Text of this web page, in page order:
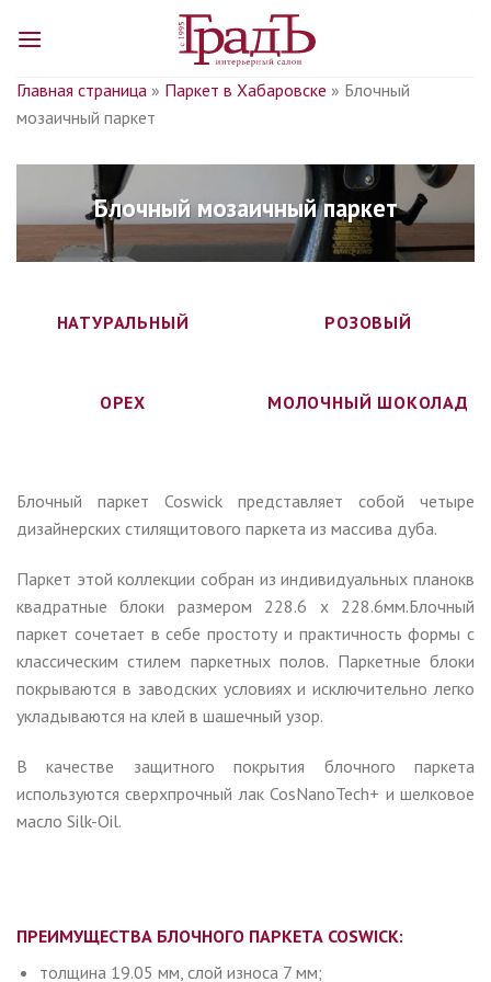
Главная страница » Паркет в Хабаровске » Блочный
мозаичный паркет
Блочный мозаичный паркет
НАТУРАЛЬНЫЙ РОЗОВЫЙ
ОРЕХ МОЛОЧНЫЙ ШОКОЛАД
Блочный паркет Coswick представляет собой четыре
дизайнерских стилящитового паркета из массива дуба.
Паркет этой коллекции собран из индивидуальных планокв
квадратные блоки размером 228.6 х 228.6мм.Блочный
паркет сочетает в себе простоту и практичность формы с
классическим стилем паркетных полов. Паркетные блоки
покрываются в заводских условиях и исключительно легко
укладываются на клей в шашечный узор.
В качестве защитного покрытия блочного паркета
используются сверхпрочный лак CosNanoTech+ и шелковое
масло Silk-Oil.
ПРЕИМУЩЕСТВА БЛОЧНОГО ПАРКЕТА COSWICK:
толщина 19.05 мм, слой износа 7 мм;